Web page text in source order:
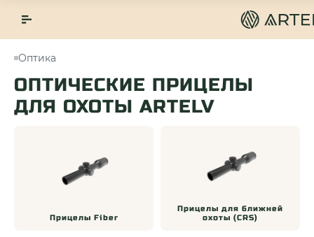
Оптика
ОПТИЧЕСКИЕ ПРИЦЕЛЫ
ДЛЯ ОХОТЫ ARTELV
Прицелы Fiber
Прицелы для ближней
охоты (CRS)